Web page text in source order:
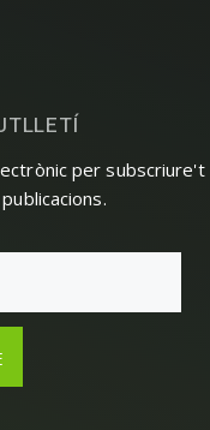
per subscriure't